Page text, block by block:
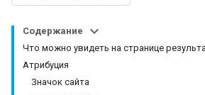
Содержание
Что можно увидеть на странице
Атрибуция
Значок сайта